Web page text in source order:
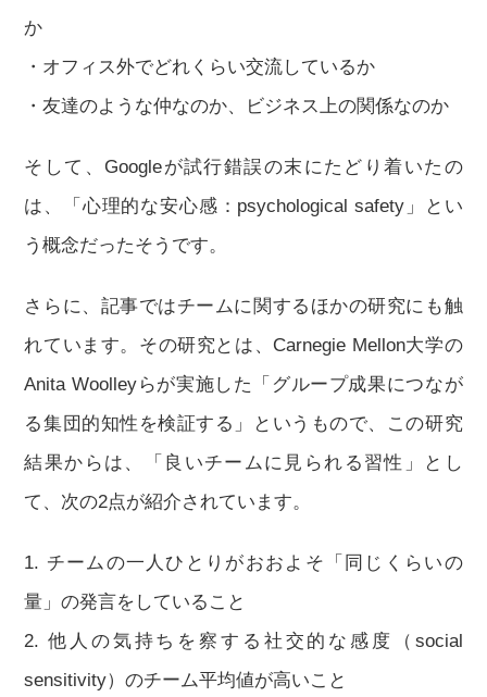
か
・オフィス外でどれくらい交流しているか
・友達のような仲なのか、ビジネス上の関係なのか
そして、Googleが試行錯誤の末にたどり着いたの
は、「心理的な安心感：psychological safety」とい
う概念だったそうです。
さらに、記事ではチームに関するほかの研究にも触
れています。その研究とは、Carnegie Mellon大学の
Anita Woolleyらが実施した「グループ成果につなが
る集団的知性を検証する」というもので、この研究
結果からは、「良いチームに見られる習性」とし
て、次の2点が紹介されています。
1. チームの一人ひとりがおおよそ「同じくらいの
量」の発言をしていること
2. 他人の気持ちを察する社交的な感度（social
sensitivity）のチーム平均値が高いこと